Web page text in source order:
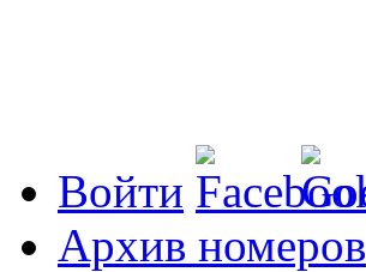
Войти
Архив номеров